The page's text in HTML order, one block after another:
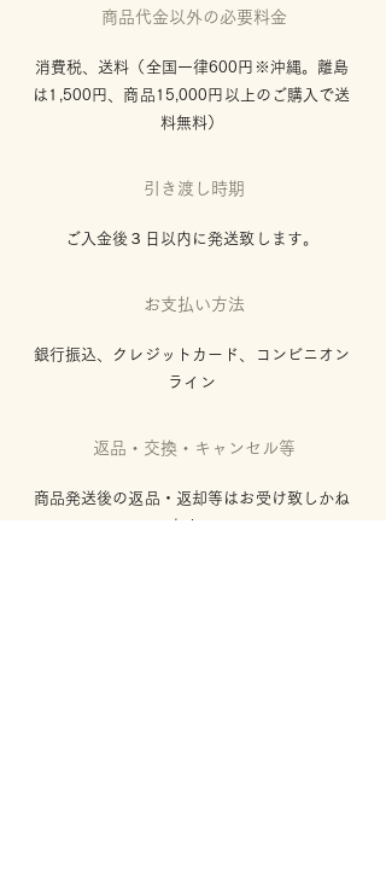
商品代金以外の必要料金
消費税、送料（全国一律600円※沖縄。離島
は1,500円、 商品15,000円以上のご購入で送
料無料）
引き渡し時期
ご入金後３日以内に発送致します。
お支払い方法
銀行振込、クレジットカード、コンビニオン
ライン
返品・交換・キャンセル等
商品発送後の返品・返却等はお受け致しかね
ます。